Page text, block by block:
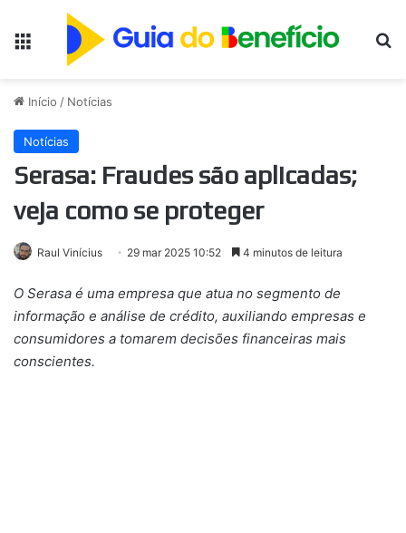
Início / Notícias
Notícias
Serasa: Fraudes são aplicadas;
veja como se proteger
Raul Vinícius 29 mar 2025 10:52 4 minutos de leitura
O Serasa é uma empresa que atua no segmento de
informação e análise de crédito, auxiliando empresas e
consumidores a tomarem decisões financeiras mais
conscientes.